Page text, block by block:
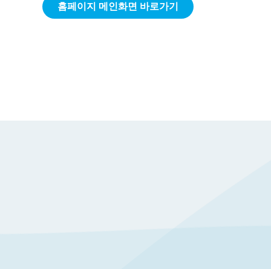
홈페이지 메인화면 바로가기